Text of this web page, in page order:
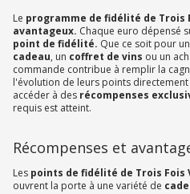
Le programme de fidélité de Trois
avantageux. Chaque euro dépensé
point de fidélité. Que ce soit pour un
cadeau, un coffret de vins ou un
commande contribue à remplir la
l'évolution de leurs points
accéder à des récompenses
requis est atteint.
Récompenses et
Les points de fidélité de Trois Fois
ouvrent la porte à une variété de